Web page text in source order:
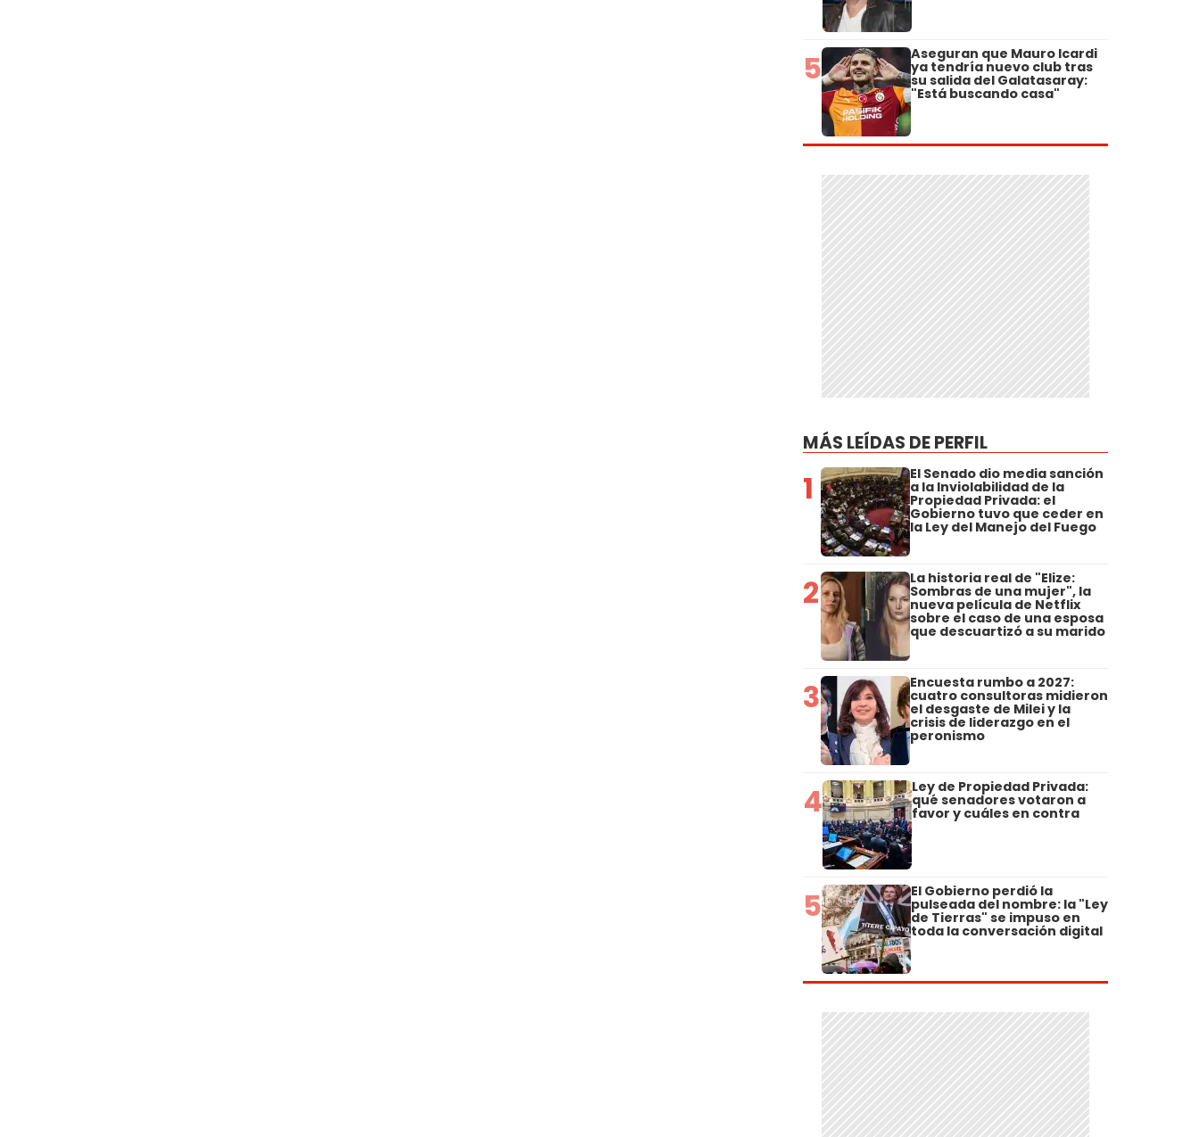
5 Aseguran que Mauro Icardi
ya tendría nuevo club tras
su salida del Galatasaray:
"Está buscando casa"
MÁS LEÍDAS DE PERFIL
1 El Senado dio media sanción
a la Inviolabilidad de la
Propiedad Privada: el
Gobierno tuvo que ceder en
la Ley del Manejo del Fuego
2 La historia real de "Elize:
Sombras de una mujer", la
nueva película de Netflix
sobre el caso de una esposa
que descuartizó a su marido
3 Encuesta rumbo a 2027:
cuatro consultoras midieron
el desgaste de Milei y la
crisis de liderazgo en el
peronismo
4 Ley de Propiedad Privada:
qué senadores votaron a
favor y cuáles en contra
5 El Gobierno perdió la
pulseada del nombre: la "Ley
de Tierras" se impuso en
toda la conversación digital